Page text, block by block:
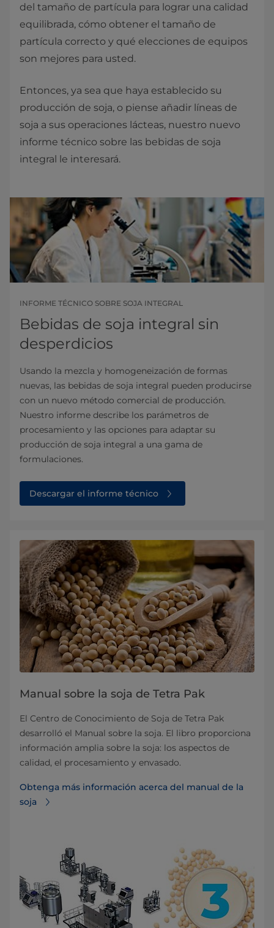
del tamaño de partícula para lograr una calidad
equilibrada, cómo obtener el tamaño de
partícula correcto y qué elecciones de equipos
son mejores para usted.
Entonces, ya sea que haya establecido su
producción de soja, o piense añadir líneas de
soja a sus operaciones lácteas, nuestro nuevo
informe técnico sobre las bebidas de soja
integral le interesará.
INFORME TÉCNICO SOBRE SOJA INTEGRAL
Bebidas de soja integral sin
desperdicios
Usando la mezcla y homogeneización de formas
nuevas, las bebidas de soja integral pueden producirse
con un nuevo método comercial de producción.
Nuestro informe describe los parámetros de
procesamiento y las opciones para adaptar su
producción de soja integral a una gama de
formulaciones.
Descargar el informe técnico
Manual sobre la soja de Tetra Pak
El Centro de Conocimiento de Soja de Tetra Pak
desarrolló el Manual sobre la soja. El libro proporciona
información amplia sobre la soja: los aspectos de
calidad, el procesamiento y envasado.
Obtenga más información acerca del manual de la
soja